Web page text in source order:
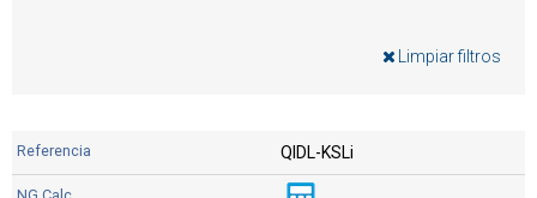
Limpiar filtros
QIDL-KSLi